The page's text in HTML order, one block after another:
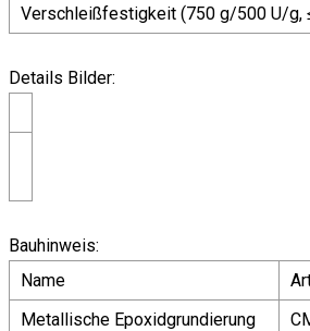
Verschleißfestigkeit (750 g/500 U/g,
Details Bilder:
Bauhinweis:
Name
Metallische Epoxidgrundierung